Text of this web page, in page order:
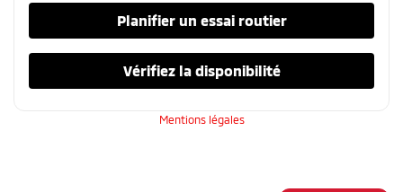
Planifier un essai routier
Vérifiez la disponibilité
Mentions légales